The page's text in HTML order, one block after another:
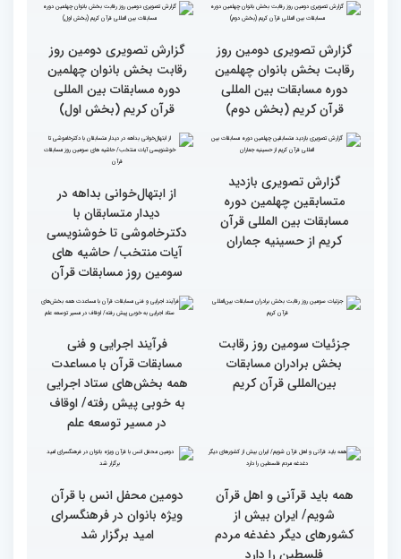
گزارش تصویری سومین روز
رقابت بخش برادران
چهلمین دوره مسابقات
بین‌المللی قرآن کریم(بخش
دوم)
گزارش تصویری سومین روز
رقابت بخش برادران
چهلمین دوره مسابقات
بین‌المللی قرآن کریم(بخش
اول)
گزارش تصویری نشست
صمیمی رئیس سازمان اوقاف
متسابقین چهلمین دوره
مسابقات بین المللی قرآن
کریم(بخش دوم)
گزارش تصویری نشست
صمیمی رئیس سازمان اوقاف
و امور خیریه با هیأت داوران
خواهران و برادران،
متسابقین چهلمین دوره
مسابقات بین المللی قرآن
کریم(بخش اول)
دوره مسابقات بین المللی
گزارش تصویری دومین روز
رقابت بخش بانوان چهلمین
دوره مسابقات بین المللی
گزارش تصویری بازدید